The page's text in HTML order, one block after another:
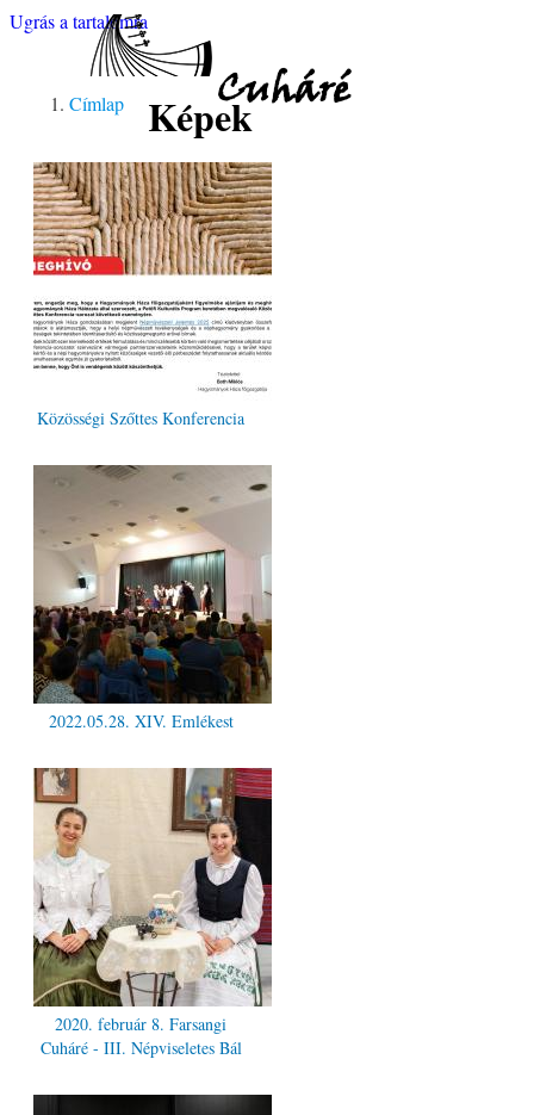
Ugrás a tartalomra
Cuháré
Címlap Képek
Közösségi Szőttes Konferencia
2022.05.28. XIV. Emlékest
2020. február 8. Farsangi
Cuháré - III. Népviseletes Bál